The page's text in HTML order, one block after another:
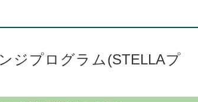
ジプログラム(STELLAプ